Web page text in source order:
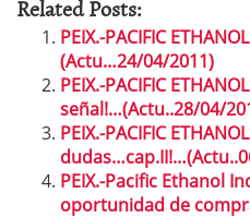
Related Posts:
PEIX.-PACIFIC
(Actu…24/04/2011)
PEIX.-PACIFIC
señal!…(Actu..28/04/
PEIX.-PACIFIC
PEIX.-Pacific Ethanol
oportunidad de